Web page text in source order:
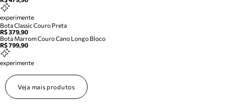
experimente
Bota Classic Couro Preta
R$ 379,90
Bota Marrom Couro Cano Longo Bloco
R$ 799,90
experimente
Veja mais produtos